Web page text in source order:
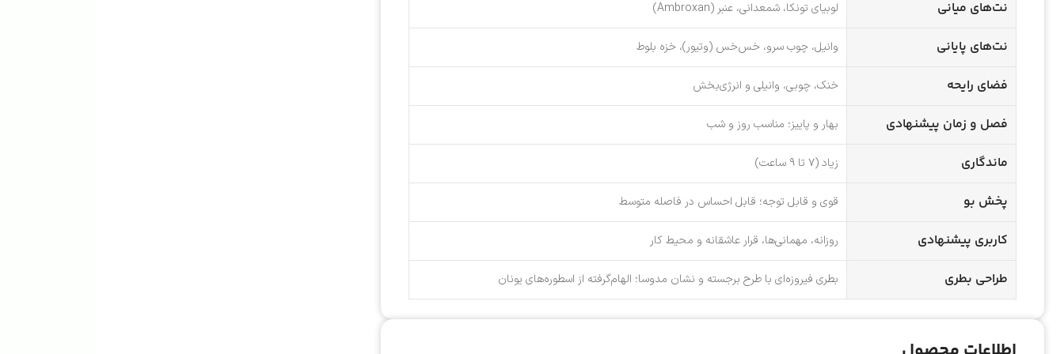
نت‌های میانی لوبیای تونکا، شمعدانی، عنبر (Ambroxan)
نت‌های پایانی وانیل، چوب سرو، خس‌خس (وتیور)، خزه بلوط
فضای رایحه خنک، چوبی، وانیلی و انرژی‌بخش
فصل و زمان پیشنهادی بهار و پاییز؛ مناسب روز و شب
ماندگاری زیاد (۷ تا ۹ ساعت)
پخش بو قوی و قابل توجه؛ قابل احساس در فاصله متوسط
کاربری پیشنهادی روزانه، مهمانی‌ها، قرار عاشقانه و محیط کار
طراحی بطری بطری فیروزه‌ای با طرح برجسته و نشان مدوسا؛ الهام‌گرفته از اسطوره‌های یونان